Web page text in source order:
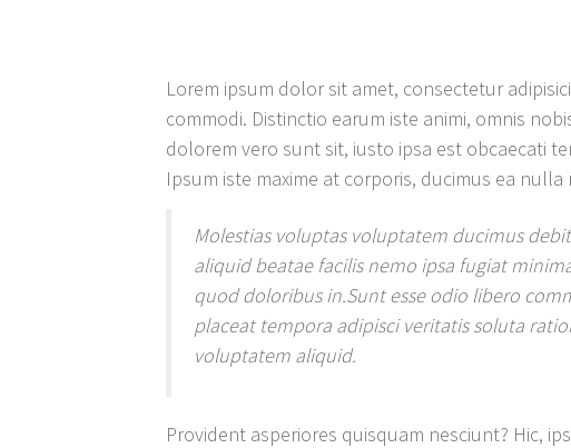
Lorem ipsum dolor sit amet, consectetur
commodi. Distinctio earum iste animi, omnis
dolorem vero sunt sit, iusto ipsa est obcaecati
Ipsum iste maxime at corporis, ducimus ea
Molestias voluptas voluptatem ducimus
aliquid beatae facilis nemo ipsa fugiat
quod doloribus in.Sunt esse odio libero
placeat tempora adipisci veritatis soluta
voluptatem aliquid.
Provident asperiores quisquam nesciunt? Hic,